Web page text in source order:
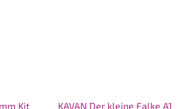
Kit
KAVAN Der kleine Falke A1